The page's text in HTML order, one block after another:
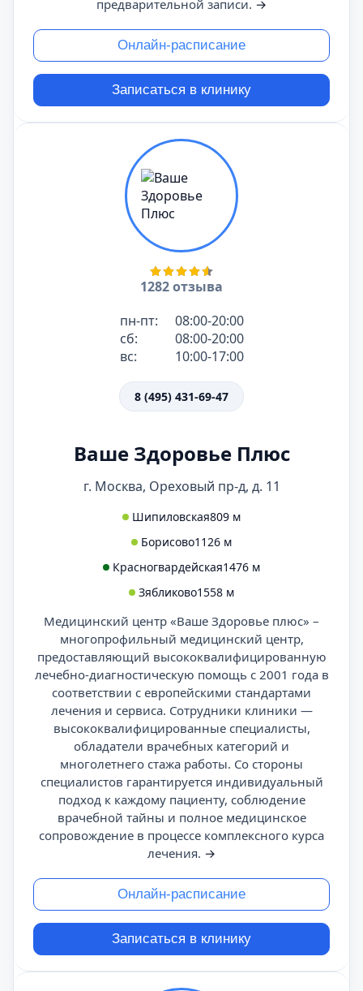
предварительной записи. →
Онлайн-расписание
Записаться в клинику
1282 отзыва
пн-пт:
08:00-20:00
сб:
08:00-20:00
вс:
10:00-17:00
8 (495) 431-69-47
Ваше Здоровье Плюс
г. Москва, Ореховый пр-д, д. 11
Шипиловская809 м
Борисово1126 м
Красногвардейская1476 м
Зябликово1558 м
Медицинский центр «Ваше Здоровье плюс» –
многопрофильный медицинский центр,
предоставляющий высококвалифицированную
лечебно-диагностическую помощь с 2001 года в
соответствии с европейскими стандартами
лечения и сервиса. Сотрудники клиники —
высококвалифицированные специалисты,
обладатели врачебных категорий и
многолетнего стажа работы. Со стороны
специалистов гарантируется индивидуальный
подход к каждому пациенту, соблюдение
врачебной тайны и полное медицинское
сопровождение в процессе комплексного курса
лечения. →
Онлайн-расписание
Записаться в клинику